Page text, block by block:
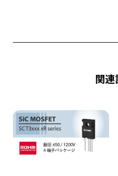
o s
関